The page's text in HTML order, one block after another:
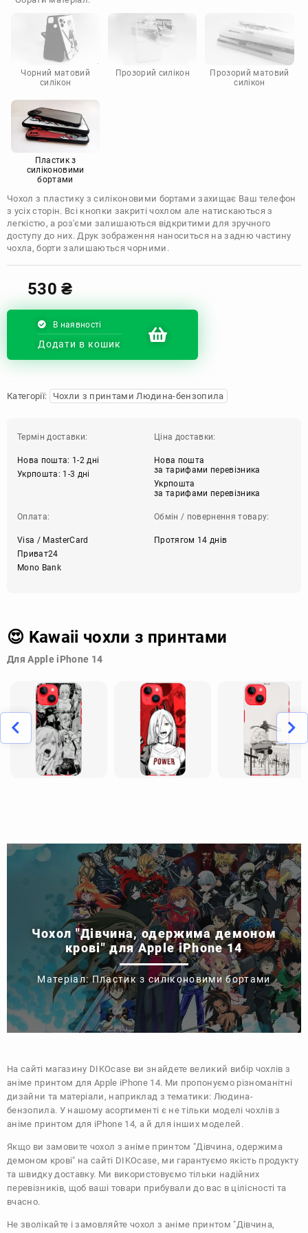
Doogee
Infinix
Motorola
Чорний матовий
силікон
Прозорий силікон
Прозорий матовий
силікон
Пластик з
силіконовими
бортами
Чохол з пластику з силіконовими бортами захищає Ваш телефон
з усіх сторін. Всі кнопки закриті чохлом але натискаються з
легкістю, а роз'єми залишаються відкритими для зручного
доступу до них. Друк зображення наноситься на задню частину
чохла, борти залишаються чорними.
530₴
В наявності
Додати в кошик
Категорії: Чохли з принтами Людина-бензопила
Термін доставки:
Нова пошта: 1-2 дні
Укрпошта: 1-3 дні
Ціна доставки:
Нова пошта
за тарифами перевізника
Укрпошта
за тарифами перевізника
Оплата:
Visa / MasterCard
Приват24
Mono Bank
Обмін / повернення товару:
Протягом 14 днів
😍 Kawaii чохли з принтами
Для Apple iPhone 14
Чохол "Дівчина, одержима демоном
крові" для Apple iPhone 14
Матеріал: Пластик з силіконовими бортами
На сайті магазину DIKOcase ви знайдете великий вибір чохлів з
аніме принтом для Apple iPhone 14. Ми пропонуємо різноманітні
дизайни та матеріали, наприклад з тематики: Людина-
бензопила. У нашому асортименті є не тільки моделі чохлів з
аніме принтом для iPhone 14, а й для інших моделей.
Якщо ви замовите чохол з аніме принтом "Дівчина, одержима
демоном крові" на сайті DIKOcase, ми гарантуємо якість продукту
та швидку доставку. Ми використовуємо тільки надійних
перевізників, щоб ваші товари прибували до вас в цілісності та
вчасно.
Не зволікайте і замовляйте чохол з аніме принтом "Дівчина,